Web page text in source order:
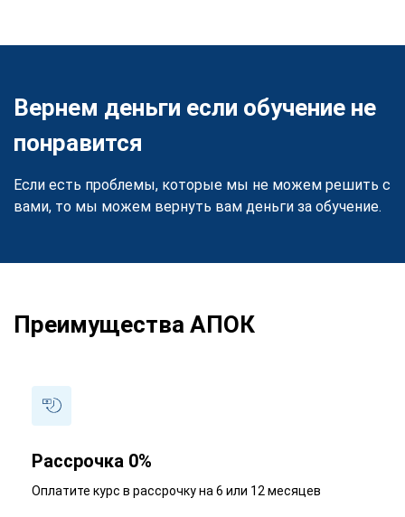
Вернем деньги если обучение не
понравится
Если есть проблемы, которые мы не можем решить с
вами, то мы можем вернуть вам деньги за обучение.
Преимущества АПОК
Рассрочка 0%
Оплатите курс в рассрочку на 6 или 12 месяцев